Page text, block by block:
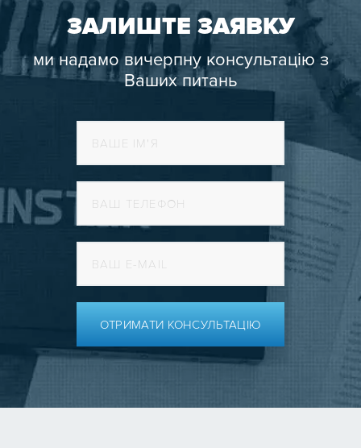
ЗАЛИШТЕ ЗАЯВКУ
ми надамо вичерпну консультацію з
Ваших питань
ОТРИМАТИ КОНСУЛЬТАЦІЮ